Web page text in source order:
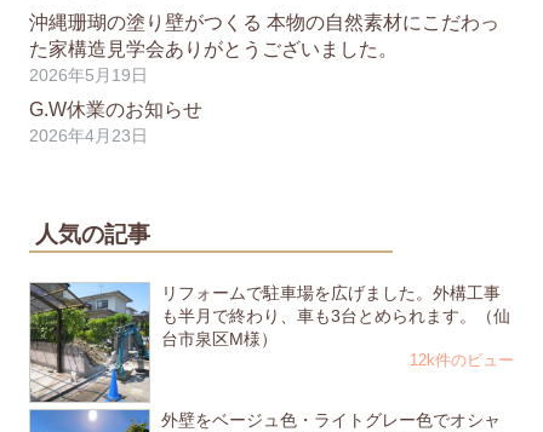
沖縄珊瑚の塗り壁がつくる 本物の自然素材にこだわっ
た家構造見学会ありがとうございました。
2026年5月19日
G.W休業のお知らせ
2026年4月23日
人気の記事
リフォームで駐車場を広げました。外構工事
も半月で終わり、車も3台とめられます。（仙
台市泉区M様）
12k件のビュー
外壁をベージュ色・ライトグレー色でオシャ